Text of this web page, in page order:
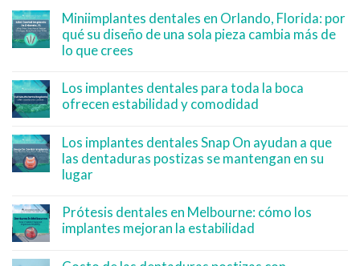
Miniimplantes dentales en Orlando, Florida: por
qué su diseño de una sola pieza cambia más de
lo que crees
Los implantes dentales para toda la boca
ofrecen estabilidad y comodidad
Los implantes dentales Snap On ayudan a que
las dentaduras postizas se mantengan en su
lugar
Prótesis dentales en Melbourne: cómo los
implantes mejoran la estabilidad